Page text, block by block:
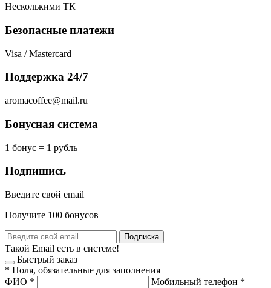
Несколькими ТК
Безопасные платежи
Visa / Mastercard
Поддержка 24/7
aromacoffee@mail.ru
Бонусная система
1 бонус = 1 рубль
Подпишись
Введите свой email
Получите 100 бонусов
Подписка
Такой Email есть в системе!
Быстрый заказ
* Поля, обязательные для заполнения
ФИО * Мобильный телефон *